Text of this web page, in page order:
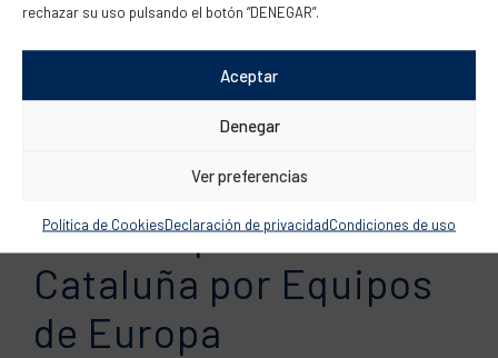
rechazar su uso pulsando el botón “DENEGAR”.
Aceptar
Denegar
Ver preferencias
Política de CookiesDeclaración de privacidadCondiciones de uso
presente en todo momento. Sin embargo, durante el fin de
semana también tuvo lugar el Campeonato de Cataluña de
Cruceros ORC – IV Trofeo Sailing Meeting, patrocinado por
Fujifilm, Pantaenius y ADP, que reunió este año...
Sub campeones de
Cataluña por Equipos
de Europa